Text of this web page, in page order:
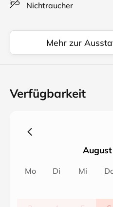
Nichtraucher
Mehr zur
Verfügbarkeit
Mo Di Mi